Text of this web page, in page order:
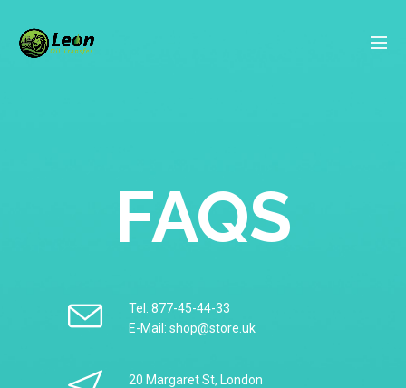
FAQS
Tel: 877-45-44-33
E-Mail: shop@store.uk
20 Margaret St, London